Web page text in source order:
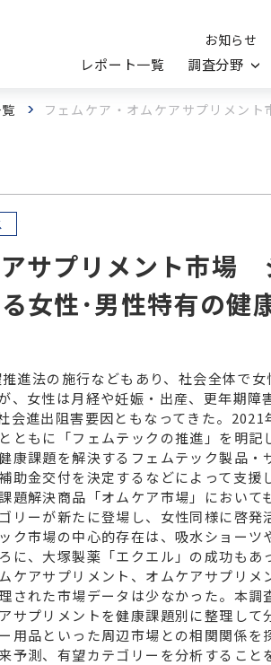
電子機器・電子部品
環境・社会・インフラ
レポート一覧 調査分野
お知らせ
フェムケア・オムケアサプリメン
サプリメント市場
女性･男性特有の健
進法の施行などもあり、社会全体で
、女性は月経や妊娠・出産、更年期障
会進出阻害要因ともなってきた。
ともに「フェムテックの推進」を明記
康課題を解決するフェムテック製品・
助金交付を決定するなどによって支援
題解決商品「オムケア市場」において
リーが新たに登場し、女性同様に啓発
ク市場の中心的存在は、吸水ショーツ
に、大塚製薬「エクエル」の成功もあ
ケアサプリメント、オムケアサプリメ
された市場データは少なかった。本調
サプリメントを健康課題別に整理して
用品といった周辺市場との相関関係を
予測、有望カテゴリーを分析すること